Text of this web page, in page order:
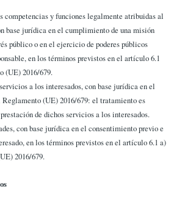
competencias y funciones legalmente atribuidas al
base jurídica en el cumplimiento de una misión
público o en el ejercicio de poderes públicos
en los términos previstos en el artículo 6.1
(UE) 2016/679.
a los interesados, con base jurídica en el
(UE) 2016/679: el tratamiento es
de dichos servicios a los interesados.
con base jurídica en el consentimiento previo e
en los términos previstos en el artículo 6.1 a)
2016/679.